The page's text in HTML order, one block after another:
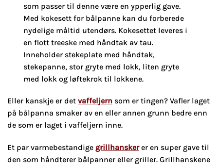
som passer til denne være en ypperlig gave.
Med kokesett for bålpanne kan du forberede
nydelige måltid utendørs. Kokesettet leveres i
en flott treeske med håndtak av tau.
Inneholder stekeplate med håndtak,
stekepanne, stor gryte med lokk, liten gryte
med lokk og løftekrok til lokkene.
Eller kanskje er det vaffeljern som er tingen? Vafler laget
på bålpanna smaker av en eller annen grunn bedre enn
de som er laget i vaffeljern inne.
Et par varmebestandige grillhanskerer en super gave til
den som håndterer bålpanner eller griller. Grillhanskene